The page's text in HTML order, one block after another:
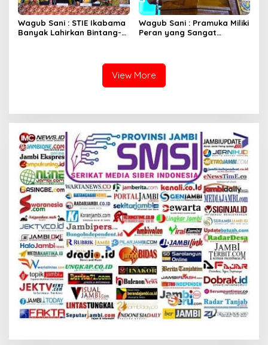
Wagub Sani : STIE Ikabama
Banyak Lahirkan Bintang-
Wagub Sani : Pramuka Miliki
Peran yang Sangat
View More